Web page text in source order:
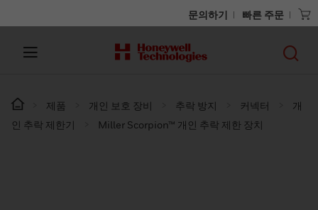
문의하기 빠른 주문
제품 개인 보호 장비 추락 방지 커넥터
개
인 추락 제한기
Miller Scorpion™ 개인 추락 제한 장치